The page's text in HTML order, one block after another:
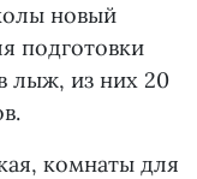
новый
подготовки
лыж, из них 20
комнаты для